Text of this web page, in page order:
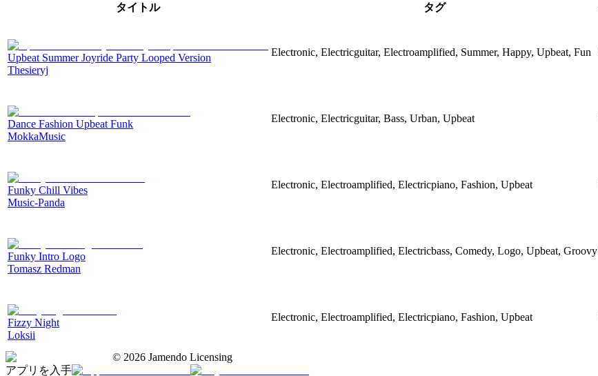
タイトル タグ
Upbeat Summer Joyride Party Looped Version
Thesieryj
Electronic, Electricguitar, Electroamplified, Summer, Happy, Upbeat, Fun
Dance Fashion Upbeat Funk
MokkaMusic
Electronic, Electricguitar, Bass, Urban, Upbeat
Funky Chill Vibes
Music-Panda
Electronic, Electroamplified, Electricpiano, Fashion, Upbeat
Funky Intro Logo
Tomasz Redman
Electronic, Electroamplified, Electricbass, Comedy, Logo, Upbeat, Groovy
Fizzy Night
Loksii
Electronic, Electroamplified, Electricpiano, Fashion, Upbeat
© 2026 Jamendo Licensing
アプリを入手